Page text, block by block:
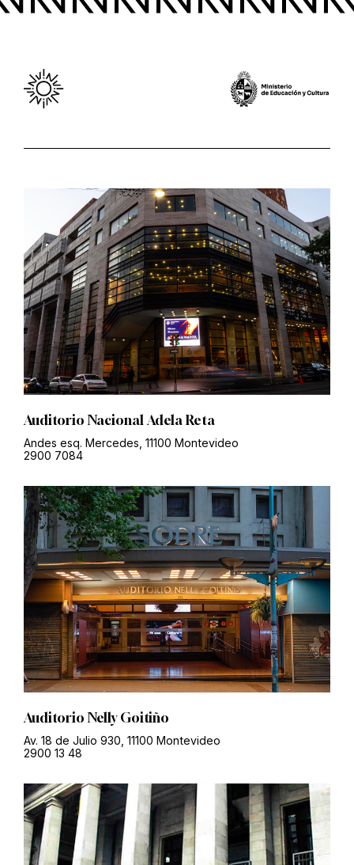
Auditorio Nacional Adela Reta
Andes esq. Mercedes, 11100 Montevideo
2900 7084
Auditorio Nelly Goitiño
Av. 18 de Julio 930, 11100 Montevideo
2900 13 48